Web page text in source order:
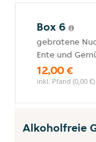
Box 6
gebratene
Ente und
12,00 €
inkl. Pfand (0,00 €)
Alkoholfreie